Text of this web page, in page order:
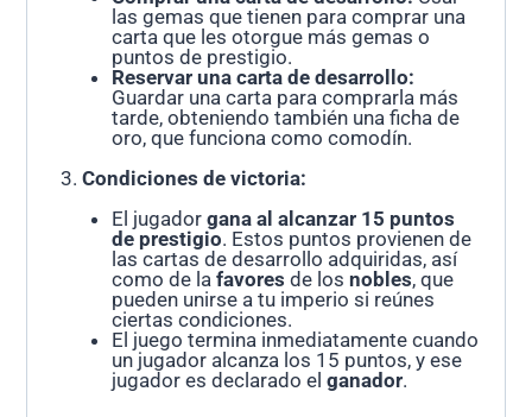
las gemas que tienen para comprar una
carta que les otorgue más gemas o
puntos de prestigio.
Reservar una carta de desarrollo:
Guardar una carta para comprarla más
tarde, obteniendo también una ficha de
oro, que funciona como comodín.
Condiciones de victoria:
El jugadorgana al alcanzar 15 puntos
de prestigio. Estos puntos provienen de
las cartas de desarrollo adquiridas, así
como de lafavores de losnobles, que
pueden unirse a tu imperio si reúnes
ciertas condiciones.
El juego termina inmediatamente cuando
un jugador alcanza los 15 puntos, y ese
jugador es declarado elganador.